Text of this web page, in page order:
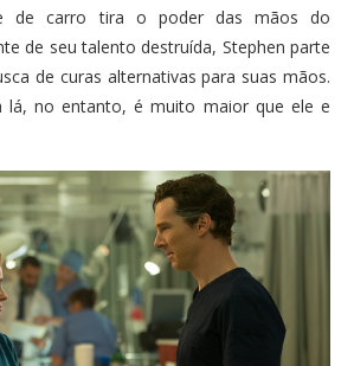
de carro tira o poder das mãos do
de seu talento destruída, Stephen parte
de curas alternativas para suas mãos.
lá, no entanto, é muito maior que ele e